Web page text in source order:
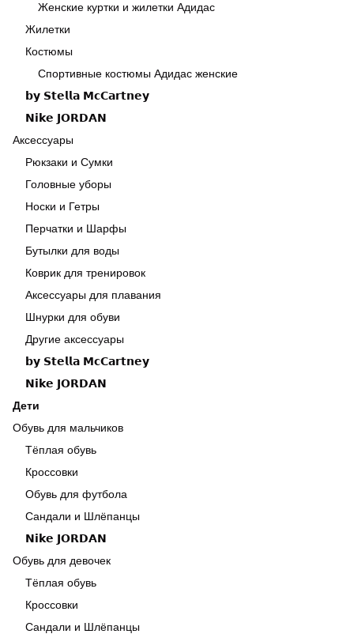
Женские куртки и жилетки Адидас
Жилетки
Костюмы
Спортивные костюмы Адидас женские
𝗯𝘆 𝗦𝘁𝗲𝗹𝗹𝗮 𝗠𝗰𝗖𝗮𝗿𝘁𝗻𝗲𝘆
𝗡𝗶𝗸𝗲 𝗝𝗢𝗥𝗗𝗔𝗡
Аксессуары
Рюкзаки и Сумки
Головные уборы
Носки и Гетры
Перчатки и Шарфы
Бутылки для воды
Коврик для тренировок
Аксессуары для плавания
Шнурки для обуви
Другие аксессуары
𝗯𝘆 𝗦𝘁𝗲𝗹𝗹𝗮 𝗠𝗰𝗖𝗮𝗿𝘁𝗻𝗲𝘆
𝗡𝗶𝗸𝗲 𝗝𝗢𝗥𝗗𝗔𝗡
Дети
Обувь для мальчиков
Тёплая обувь
Кроссовки
Обувь для футбола
Сандали и Шлёпанцы
𝗡𝗶𝗸𝗲 𝗝𝗢𝗥𝗗𝗔𝗡
Обувь для девочек
Тёплая обувь
Кроссовки
Сандали и Шлёпанцы